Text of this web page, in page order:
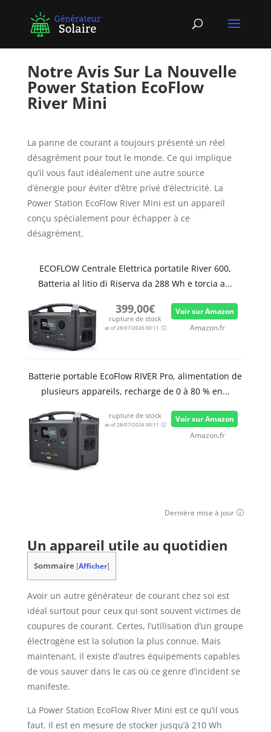
Notre Avis Sur La Nouvelle
Power Station EcoFlow
River Mini
La panne de courant a toujours présenté un réel
désagrément pour tout le monde. Ce qui implique
qu’il vous faut idéalement une autre source
d’énergie pour éviter d’être privé d’électricité. La
Power Station EcoFlow River Mini est un appareil
conçu spécialement pour échapper à ce
désagrément.
ECOFLOW Centrale Elettrica portatile River 600,
Batteria al litio di Riserva da 288 Wh e torcia a...
399,00€
rupture de stock
as of 28/07/2026 00:11
Voir sur Amazon
Amazon.fr
Batterie portable EcoFlow RIVER Pro, alimentation de
plusieurs appareils, recharge de 0 à 80 % en...
rupture de stock
as of 28/07/2026 00:11
Voir sur Amazon
Amazon.fr
Dernière mise à jour
Un appareil utile au quotidien
Sommaire [Afficher]
Avoir un autre générateur de courant chez soi est
idéal surtout pour ceux qui sont souvent victimes de
coupures de courant. Certes, l’utilisation d’un groupe
électrogène est la solution la plus connue. Mais
maintenant, il existe d’autres équipements capables
de vous sauver dans le cas où ce genre d’incident se
manifeste.
La Power Station EcoFlow River Mini est ce qu’il vous
faut. Il est en mesure de stocker jusqu’à 210 Wh